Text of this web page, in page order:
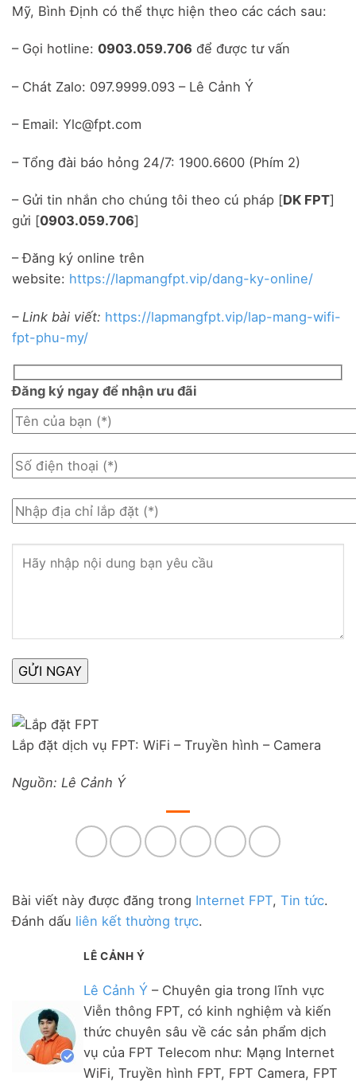
Mỹ, Bình Định có thể thực hiện theo các cách sau:
– Gọi hotline: 0903.059.706 để được tư vấn
– Chát Zalo: 097.9999.093 – Lê Cảnh Ý
– Email: Ylc@fpt.com
– Tổng đài báo hỏng 24/7: 1900.6600 (Phím 2)
– Gửi tin nhắn cho chúng tôi theo cú pháp [DK FPT]
gửi [0903.059.706]
– Đăng ký online trên
website: https://lapmangfpt.vip/dang-ky-online/
– Link bài viết: https://lapmangfpt.vip/lap-mang-wifi-
fpt-phu-my/
Đăng ký ngay để nhận ưu đãi
Lắp đặt dịch vụ FPT: WiFi – Truyền hình – Camera
Nguồn: Lê Cảnh Ý
Bài viết này được đăng trong Internet FPT, Tin tức.
Đánh dấu liên kết thường trực.
LÊ CẢNH Ý
Lê Cảnh Ý – Chuyên gia trong lĩnh vực
Viễn thông FPT, có kinh nghiệm và kiến
thức chuyên sâu về các sản phẩm dịch
vụ của FPT Telecom như: Mạng Internet
WiFi, Truyền hình FPT, FPT Camera, FPT